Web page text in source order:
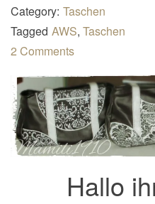
Category: Taschen
Tagged AWS, Taschen
2 Comments
Hallo